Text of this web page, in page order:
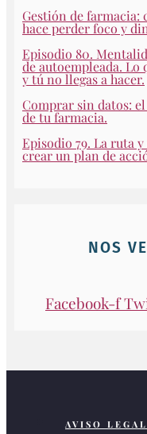
Gestión de farmacia:
hace perder foco y
Episodio 80.
de autoempleada.
y tú no llegas a hacer.
Comprar sin datos:
de tu farmacia.
Episodio 79. La ruta
crear un plan de
NOS
Facebook-f
AVISO LEGAL